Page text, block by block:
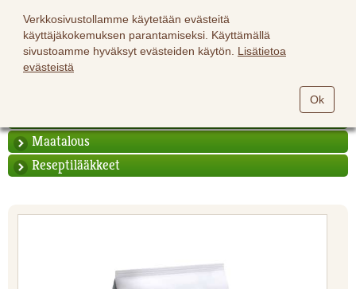
Verkkosivustollamme käytetään evästeitä
käyttäjäkokemuksen parantamiseksi. Käyttämällä
sivustoamme hyväksyt evästeiden käytön. Lisätietoa
evästeistä
Ok
Maatalous
Reseptilääkkeet